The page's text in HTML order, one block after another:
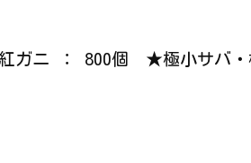
紅ガニ ： 800個 ★極小サ